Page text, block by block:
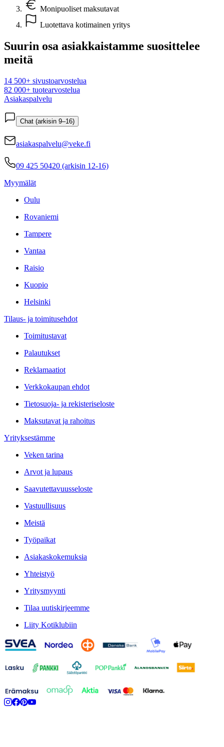
Monipuoliset maksutavat
Luotettava kotimainen yritys
Suurin osa asiakkaistamme suosittelee
meitä
14 500+ sivustoarvostelua
82 000+ tuotearvostelua
Asiakaspalvelu
Chat (arkisin 9–16)
asiakaspalvelu@veke.fi
09 425 50420 (arkisin 12-16)
Myymälät
Oulu
Rovaniemi
Tampere
Vantaa
Raisio
Kuopio
Helsinki
Tilaus- ja toimitusehdot
Toimitustavat
Palautukset
Reklamaatiot
Verkkokaupan ehdot
Tietosuoja- ja rekisteriseloste
Maksutavat ja rahoitus
Yrityksestämme
Veken tarina
Arvot ja lupaus
Saavutettavuusseloste
Vastuullisuus
Meistä
Työpaikat
Asiakaskokemuksia
Yhteistyö
Yritysmyynti
Tilaa uutiskirjeemme
Liity Kotiklubiin